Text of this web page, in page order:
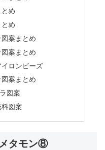
め
め
案まとめ
案まとめ
ロンビーズ
案まとめ
図案
図案
タモン⑧